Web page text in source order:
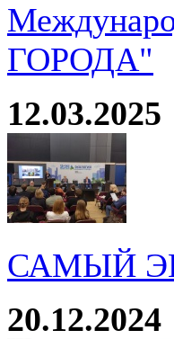
ГОРОДА"
12.03.2025
САМЫЙ
20.12.2024